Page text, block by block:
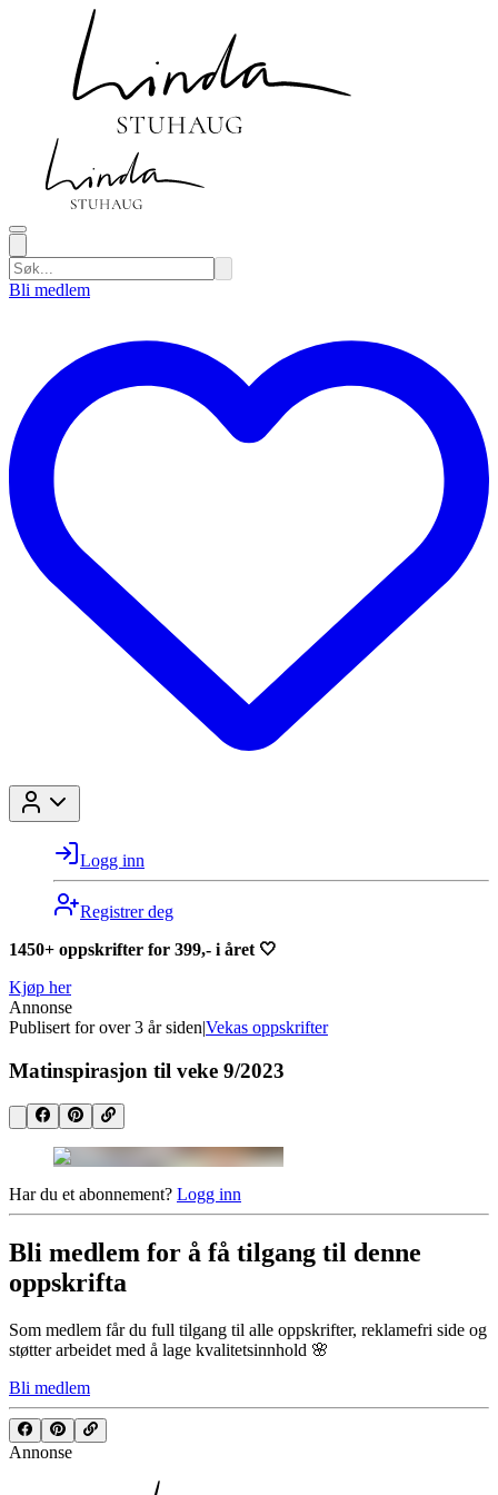
Bli medlem
Logg inn
Registrer deg
1450+ oppskrifter for 399,- i året 🤍
Kjøp her
Annonse
Publisert for over 3 år siden|Vekas oppskrifter
Matinspirasjon til veke 9/2023
Har du et abonnement? Logg inn
Bli medlem for å få tilgang til denne
oppskrifta
Som medlem får du full tilgang til alle oppskrifter, reklamefri side og
støtter arbeidet med å lage kvalitetsinnhold 🌸
Bli medlem
Annonse